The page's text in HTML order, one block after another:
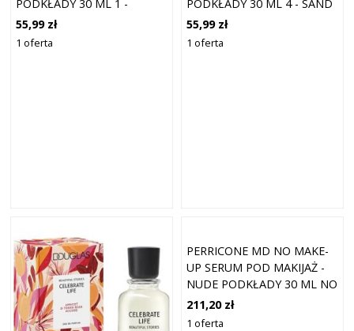
PODKŁADY 30 ML 1 -
PORCELAIN
55,99 zł
1 oferta
PODKŁADY 30 ML 4 - SAND
55,99 zł
1 oferta
PERRICONE MD NO MAKE-
UP SERUM POD MAKIJAŻ -
NUDE PODKŁADY 30 ML NO
MAKEUP FOUNDATION
SERUM
211,20 zł
1 oferta